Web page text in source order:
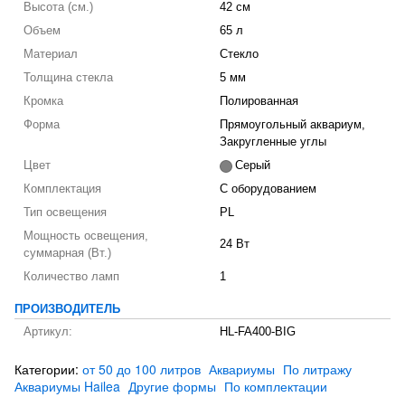
Высота (см.)
42 см
Объем
65 л
Материал
Стекло
Толщина стекла
5 мм
Кромка
Полированная
Форма
Прямоугольный аквариум,
Закругленные углы
Цвет
Серый
Комплектация
С оборудованием
Тип освещения
PL
Мощность освещения,
суммарная (Вт.)
24 Вт
Количество ламп 1
ПРОИЗВОДИТЕЛЬ
Артикул:
HL-FA400-BIG
Категории: от 50 до 100 литров Аквариумы По литражу
Аквариумы Hailea Другие формы По комплектации